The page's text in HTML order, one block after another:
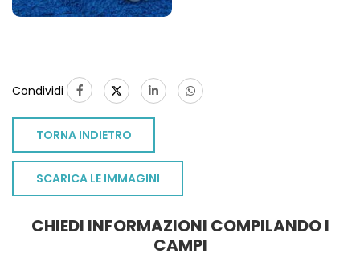
Condividi
TORNA INDIETRO
SCARICA LE IMMAGINI
CHIEDI INFORMAZIONI COMPILANDO I
CAMPI